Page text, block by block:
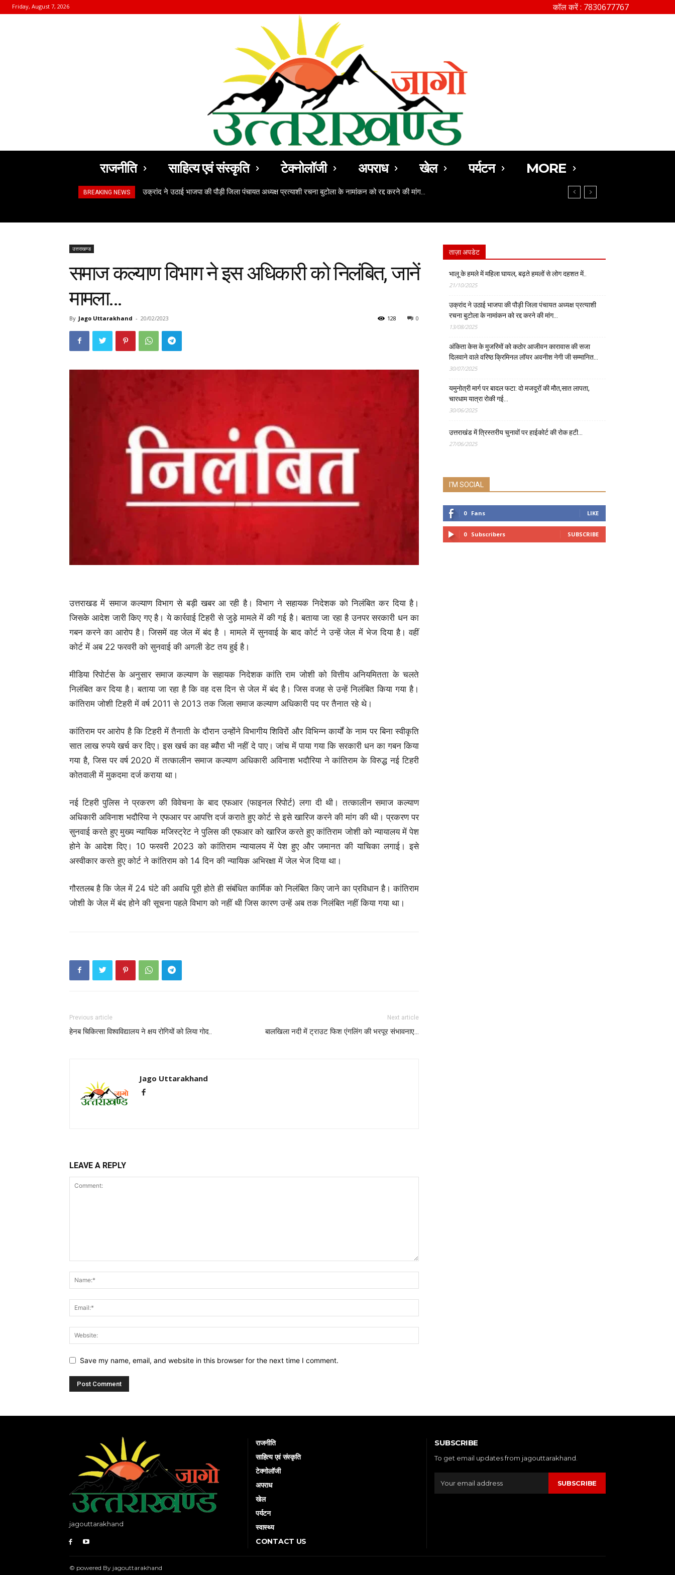
Friday, August 7, 2026 कॉल करें : 7830677767
राजनीति साहित्य एवं संस्कृति टेक्नोलॉजी अपराध खेल पर्यटन MORE
BREAKING NEWS उक्रांद ने उठाई भाजपा की पौड़ी जिला पंचायत अध्यक्ष प्रत्याशी रचना बुटोला के नामांकन को रद्द करने की मांग…
उत्तराखण्ड
समाज कल्याण विभाग ने इस अधिकारी को निलंबित, जानें
मामला…
By Jago Uttarakhand - 20/02/2023 0
128
उत्तराखड में समाज कल्याण विभाग से बड़ी खबर आ रही है। विभाग ने सहायक निदेशक को निलंबित कर दिया है।
जिसके आदेश जारी किए गए है। ये कार्रवाई टिहरी से जुड़े मामले में की गई है। बताया जा रहा है उनपर सरकारी धन का
गबन करने का आरोप है। जिसमें वह जेल में बंद है । मामले में सुनवाई के बाद कोर्ट ने उन्हें जेल में भेज दिया है। वहीं
कोर्ट में अब 22 फरवरी को सुनवाई की अगली डेट तय हुई है।
मीडिया रिपोर्टस के अनुसार समाज कल्याण के सहायक निदेशक कांति राम जोशी को वित्तीय अनियमितता के चलते
निलंबित कर दिया है। बताया जा रहा है कि वह दस दिन से जेल में बंद है। जिस वजह से उन्हें निलंबित किया गया है।
कांतिराम जोशी टिहरी में वर्ष 2011 से 2013 तक जिला समाज कल्याण अधिकारी पद पर तैनात रहे थे।
कांतिराम पर आरोप है कि टिहरी में तैनाती के दौरान उन्होंने विभागीय शिविरों और विभिन्न कार्यों के नाम पर बिना स्वीकृति
सात लाख रुपये खर्च कर दिए। इस खर्च का वह ब्यौरा भी नहीं दे पाए। जांच में पाया गया कि सरकारी धन का गबन किया
गया है, जिस पर वर्ष 2020 में तत्कालीन समाज कल्याण अधिकारी अविनाश भदौरिया ने कांतिराम के विरुद्ध नई टिहरी
कोतवाली में मुकदमा दर्ज कराया था।
नई टिहरी पुलिस ने प्रकरण की विवेचना के बाद एफआर (फाइनल रिपोर्ट) लगा दी थी। तत्कालीन समाज कल्याण
अधिकारी अविनाश भदौरिया ने एफआर पर आपत्ति दर्ज कराते हुए कोर्ट से इसे खारिज करने की मांग की थी। प्रकरण पर
सुनवाई करते हुए मुख्य न्यायिक मजिस्ट्रेट ने पुलिस की एफआर को खारिज करते हुए कांतिराम जोशी को न्यायालय में पेश
होने के आदेश दिए। 10 फरवरी 2023 को कांतिराम न्यायालय में पेश हुए और जमानत की याचिका लगाई। इसे
अस्वीकार करते हुए कोर्ट ने कांतिराम को 14 दिन की न्यायिक अभिरक्षा में जेल भेज दिया था।
गौरतलब है कि जेल में 24 घंटे की अवधि पूरी होते ही संबंधित कार्मिक को निलंबित किए जाने का प्रविधान है। कांतिराम
जोशी के जेल में बंद होने की सूचना पहले विभाग को नहीं थी जिस कारण उन्हें अब तक निलंबित नहीं किया गया था।
Previous article
हेनब चिकित्सा विश्वविद्यालय ने क्षय रोगियों को लिया गोद..
Next article
बालखिला नदी में ट्राउट फिश एंगलिंग की भरपूर संभावनाए…
Jago Uttarakhand
LEAVE A REPLY
Save my name, email, and website in this browser for the next time I comment.
ताज़ा अपडेट
भालू के हमले में महिला घायल, बढ़ते हमलों से लोग दहशत में..
21/10/2025
उक्रांद ने उठाई भाजपा की पौड़ी जिला पंचायत अध्यक्ष प्रत्याशी
रचना बुटोला के नामांकन को रद्द करने की मांग…
13/08/2025
अंकिता केस के मुजरिमों को कठोर आजीवन कारावास की सजा
दिलवाने वाले वरिष्ठ क्रिमिनल लॉयर अवनीश नेगी जी सम्मानित…
30/07/2025
यमुनोत्री मार्ग पर बादल फटा: दो मजदूरों की मौत,सात लापता,
चारधाम यात्रा रोकी गई…
30/06/2025
उत्तराखंड में त्रिस्तरीय चुनावों पर हाईकोर्ट की रोक हटी…
27/06/2025
I'M SOCIAL
0 Fans LIKE
0 Subscribers SUBSCRIBE
jagouttarakhand
राजनीति
साहित्य एवं संस्कृति
टेक्नोलॉजी
अपराध
खेल
पर्यटन
स्वास्थ्य
CONTACT US
SUBSCRIBE
To get email updates from jagouttarakhand.
SUBSCRIBE
© powered By jagouttarakhand